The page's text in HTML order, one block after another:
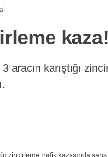
kaza!
aracın karıştığı